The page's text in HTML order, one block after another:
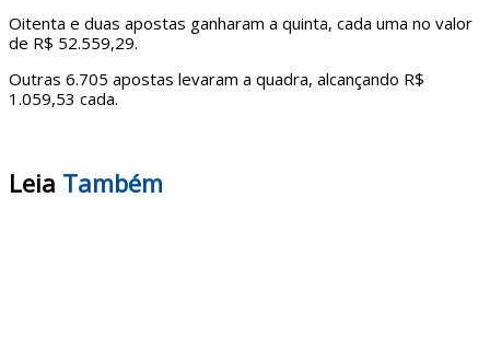
Oitenta e duas apostas ganharam a quinta, cada uma no valor
de R$ 52.559,29.
Outras 6.705 apostas levaram a quadra, alcançando R$
1.059,53 cada.
Leia Também